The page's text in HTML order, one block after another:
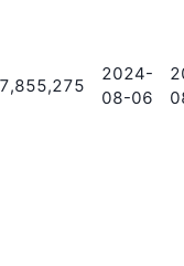
7,855,275
2024-
08-06